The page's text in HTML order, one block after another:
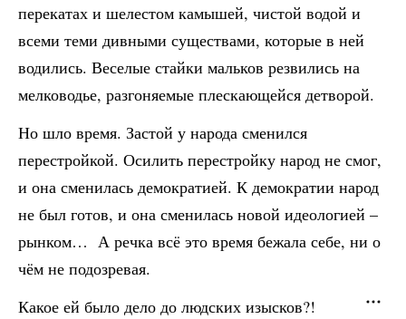
перекатах и шелестом камышей, чистой водой и
всеми теми дивными существами, которые в ней
водились. Веселые стайки мальков резвились на
мелководье, разгоняемые плескающейся детворой.
Но шло время. Застой у народа сменился
перестройкой. Осилить перестройку народ не смог,
и она сменилась демократией. К демократии народ
не был готов, и она сменилась новой идеологией –
рынком… А речка всё это время бежала себе, ни о
чём не подозревая.
Какое ей было дело до людских изысков?!